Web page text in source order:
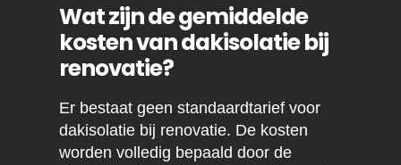
Wat zijn de gemiddelde
kosten van dakisolatie bij
renovatie?
Er bestaat geen standaardtarief voor
dakisolatie bij renovatie. De kosten
worden volledig bepaald door de